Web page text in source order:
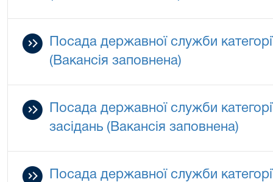
Посада державної служби
(Вакансія заповнена)
Посада державної служби
засідань (Вакансія заповнена)
Посада державної служби